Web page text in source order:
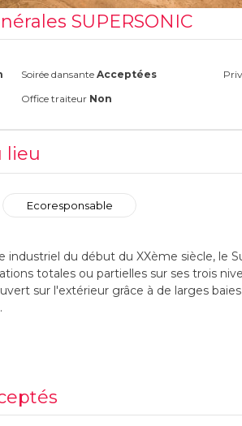
SUPERSONIC
Soirée dansanteAcceptées
Office traiteur Non
lieu
Ecoresponsable
industriel du début du XXème siècle, le
totales ou partielles sur ses trois
sur l'extérieur grâce à de larges
un cadre contemporain, original,